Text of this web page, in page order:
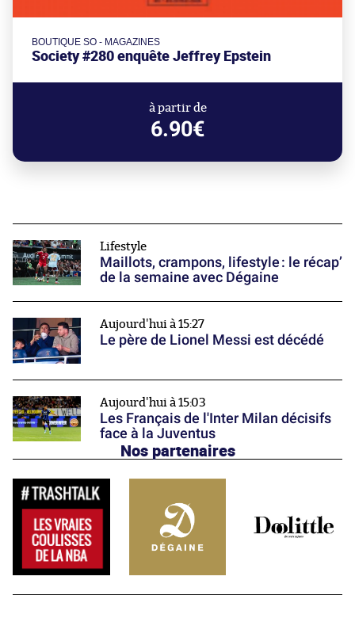
BOUTIQUE SO - MAGAZINES
Society #280 enquête Jeffrey Epstein
à partir de
6.90€
Lifestyle
Maillots, crampons, lifestyle : le récap’
de la semaine avec Dégaine
Aujourd'hui à 15:27
Le père de Lionel Messi est décédé
Aujourd'hui à 15:03
Les Français de l'Inter Milan décisifs
face à la Juventus
Nos partenaires